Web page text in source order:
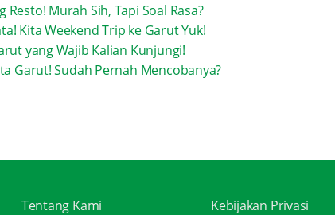
Murah Sih, Tapi Soal Rasa?
Kita Weekend Trip ke Garut Yuk!
yang Wajib Kalian Kunjungi!
Garut! Sudah Pernah Mencobanya?
Tentang Kami
Kebijakan Privasi